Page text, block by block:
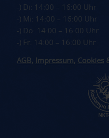
-) Di: 14:00 – 16:00 Uhr
-) Mi: 14:00 – 16:00 Uhr
-) Do: 14:00 – 16:00 Uhr
-) Fr: 14:00 – 16:00 Uhr
AGB , Impressum, Cookies